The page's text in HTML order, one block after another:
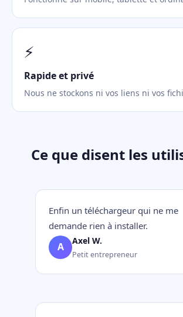
⚡
Rapide et privé
Nous ne stockons ni vos liens ni vos
Ce que disent les
Enfin un téléchargeur qui ne me
demande rien à installer.
A Axel W.
Petit entrepreneur